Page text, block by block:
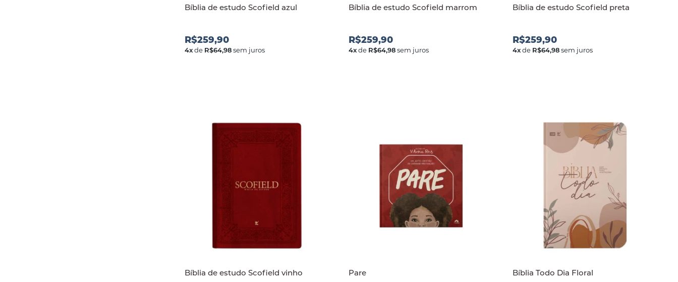
Bíblia de estudo Scofield azul
R$259,90
4xde R$64,98sem juros
Bíblia de estudo Scofield marrom
R$259,90
4xde R$64,98sem juros
Bíblia de estudo Scofield preta
R$259,90
4xde R$64,98sem juros
Bíblia de estudo Scofield vinho Pare Bíblia Todo Dia Floral